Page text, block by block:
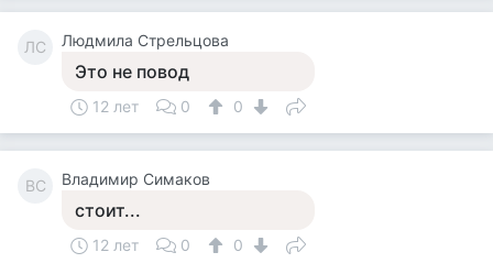
ЛС Людмила Стрельцова
Это не повод
12 лет 0 0
ВС Владимир Симаков
стоит...
12 лет 0 0